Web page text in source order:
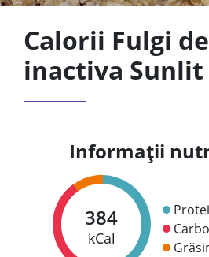
Calorii Fulgi
inactiva Sunlit
Informații
384
kCal